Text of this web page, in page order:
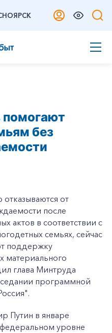
помогают
без
отказываются от
после
актов в соответствии с
семьях, сейчас
поддержку
материального
глава Минтруда
программной
Путин в январе
уровне